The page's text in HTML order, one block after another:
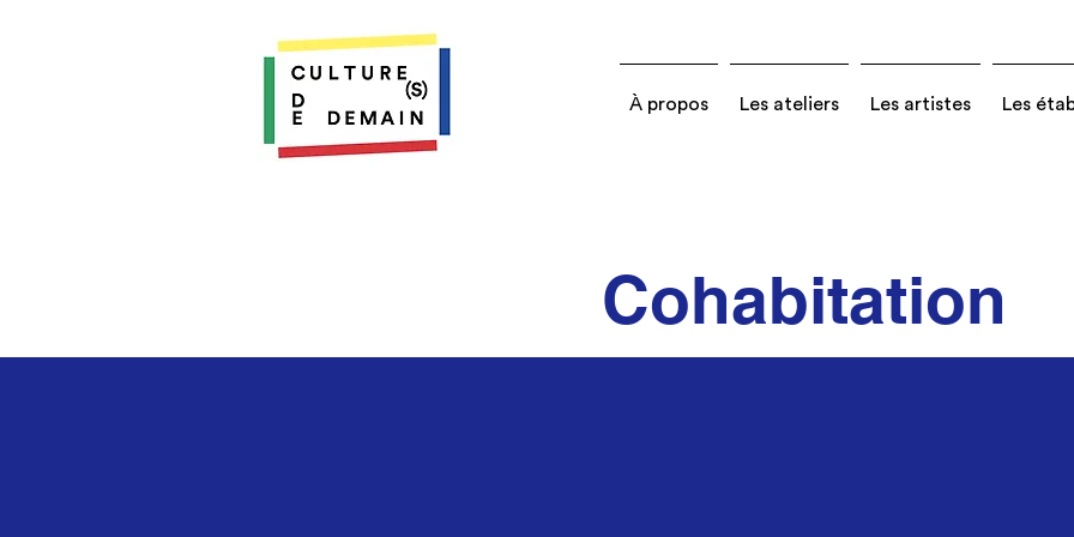
À propos Les ateliers Les artistes Les
Cohabitation